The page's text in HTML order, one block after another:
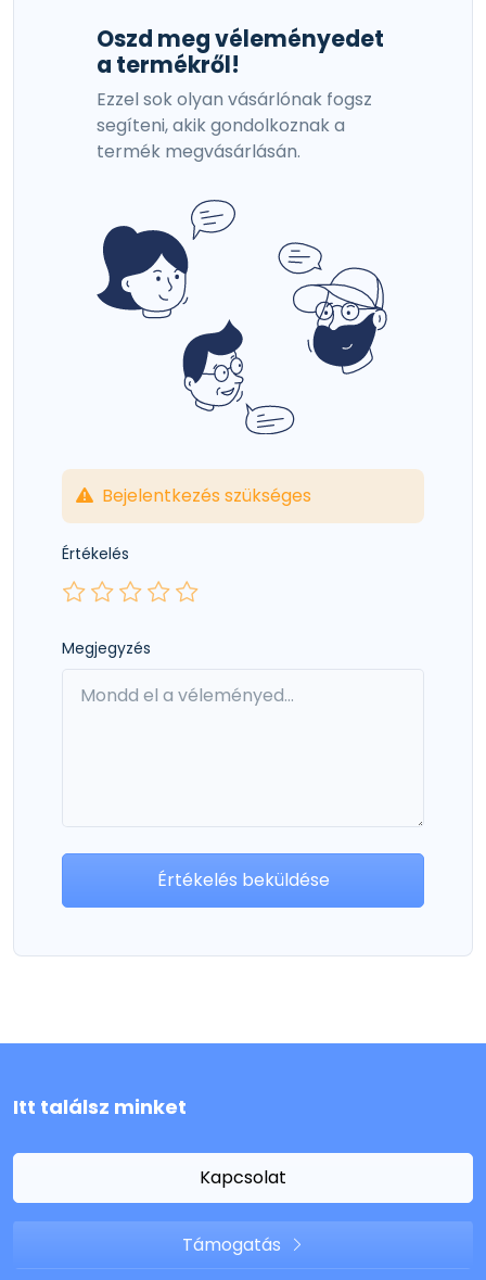
Oszd meg véleményedet
a termékről!
Ezzel sok olyan vásárlónak fogsz
segíteni, akik gondolkoznak a
termék megvásárlásán.
Bejelentkezés szükséges
Értékelés
Megjegyzés
Értékelés beküldése
Itt találsz minket
Kapcsolat
Támogatás